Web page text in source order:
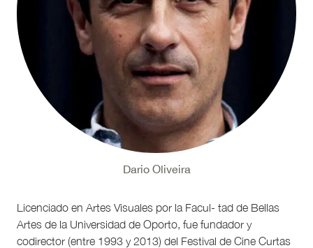
Licenciado en Artes Visuales por la Facul- tad de Bellas
Artes de la Universidad de Oporto, fue fundador y
codirector (entre 1993 y 2013) del Festival de Cine Curtas
Dario Oliveira